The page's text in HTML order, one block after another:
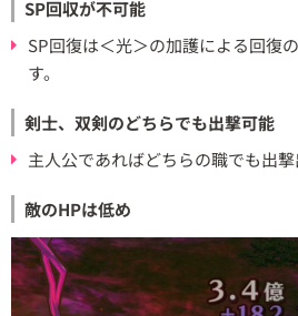
SP回収が不可能
SP回復は＜光＞の加護による回復
す。
剣士、双剣のどちらでも出撃可能
主人公であればどちらの職でも出撃
敵のHPは低め